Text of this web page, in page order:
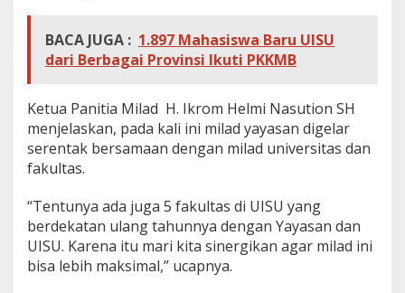
BACA JUGA : 1.897 Mahasiswa Baru UISU
dari Berbagai Provinsi Ikuti PKKMB
Ketua Panitia Milad H. Ikrom Helmi Nasution SH
menjelaskan, pada kali ini milad yayasan digelar
serentak bersamaan dengan milad universitas dan
fakultas.
“Tentunya ada juga 5 fakultas di UISU yang
berdekatan ulang tahunnya dengan Yayasan dan
UISU. Karena itu mari kita sinergikan agar milad ini
bisa lebih maksimal,” ucapnya.